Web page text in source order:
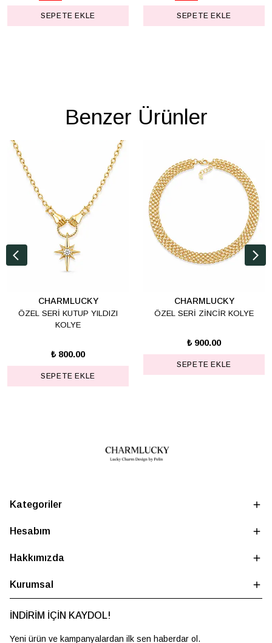
SEPETE EKLE SEPETE EKLE
Benzer Ürünler
CHARMLUCKY
ÖZEL SERİ KUTUP YILDIZI
KOLYE
₺ 800.00
SEPETE EKLE
CHARMLUCKY
ÖZEL SERİ ZİNCİR KOLYE
₺ 900.00
SEPETE EKLE
Kategoriler
Hesabım
Hakkımızda
Kurumsal
İNDİRİM İÇİN KAYDOL!
Yeni ürün ve kampanyalardan ilk sen haberdar ol.